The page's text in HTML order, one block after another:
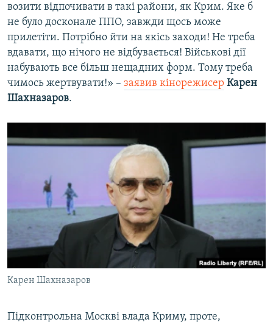
возити відпочивати в такі райони, як Крим. Яке б
не було досконале ППО, завжди щось може
прилетіти. Потрібно йти на якісь заходи! Не треба
вдавати, що нічого не відбувається! Військові дії
набувають все більш нещадних форм. Тому треба
чимось жертвувати!» – заявив кінорежисер Карен
Шахназаров.
Карен Шахназаров
Підконтрольна Москві влада Криму, проте,